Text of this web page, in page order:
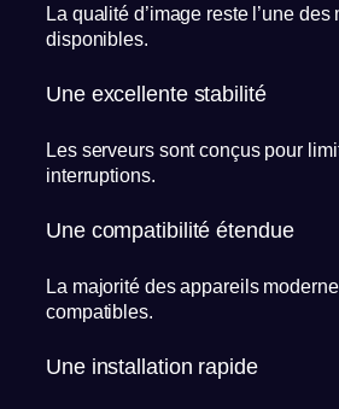
La qualité d’image reste l’une
disponibles.
Une excellente stabilité
Les serveurs sont conçus pour
interruptions.
Une compatibilité étendue
La majorité des appareils
compatibles.
Une installation rapide